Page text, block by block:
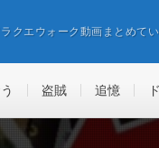
ラクエウォーク動画まとめて
盗賊 追憶